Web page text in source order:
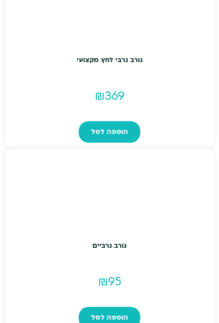
גורב גרבי לחץ מקצועי
₪369
הוספה לסל
גורב גרביים
₪95
הוספה לסל